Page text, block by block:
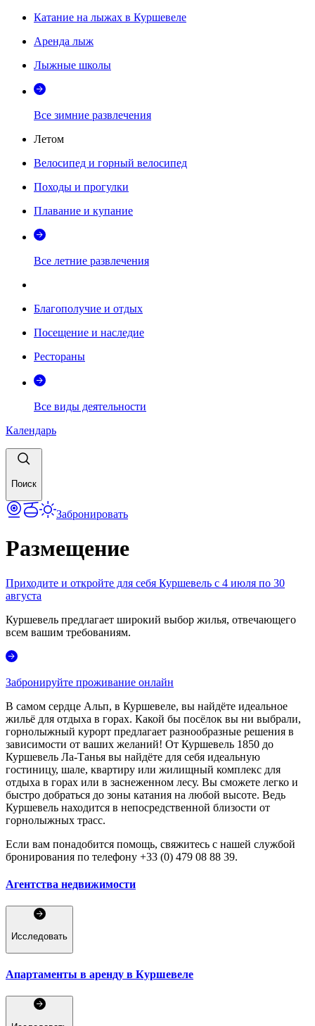
Катание на лыжах в Куршевеле
Аренда лыж
Лыжные школы
Все зимние развлечения
Летом
Велосипед и горный велосипед
Походы и прогулки
Плавание и купание
Все летние развлечения
Благополучие и отдых
Посещение и наследие
Рестораны
Все виды деятельности
Календарь
Поиск
Забронировать
Размещение
Приходите и откройте для себя Куршевель с 4 июля по 30
августа
Куршевель предлагает широкий выбор жилья, отвечающего
всем вашим требованиям.
Забронируйте проживание онлайн
В самом сердце Альп, в Куршевеле, вы найдёте идеальное
жильё для отдыха в горах. Какой бы посёлок вы ни выбрали,
горнолыжный курорт предлагает разнообразные решения в
зависимости от ваших желаний! От Куршевель 1850 до
Куршевель Ла-Танья вы найдёте для себя идеальную
гостиницу, шале, квартиру или жилищный комплекс для
отдыха в горах или в заснеженном лесу. Вы сможете легко и
быстро добраться до зоны катания на любой высоте. Ведь
Куршевель находится в непосредственной близости от
горнолыжных трасс.
Если вам понадобится помощь, свяжитесь с нашей службой
бронирования по телефону +33 (0) 479 08 88 39.
Агентства недвижимости
Исследовать
Апартаменты в аренду в Куршевеле